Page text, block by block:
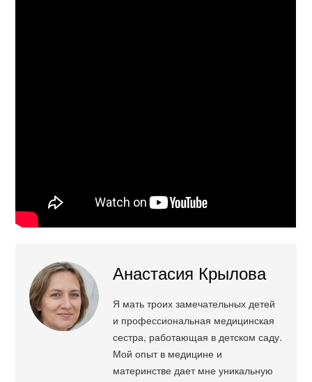
Анастасия Крылова
Я мать троих замечательных детей
и профессиональная медицинская
сестра, работающая в детском саду.
Мой опыт в медицине и
материнстве дает мне уникальную